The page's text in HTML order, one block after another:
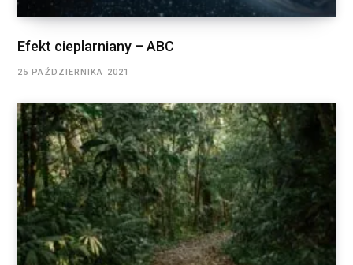
Efekt cieplarniany – ABC
25 PAŹDZIERNIKA 2021